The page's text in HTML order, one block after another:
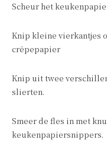
Scheur het
Knip kleine vierkantjes
crêpepapier
Knip uit twee
slierten.
Smeer de fles in met
keukenpapiersnippers.